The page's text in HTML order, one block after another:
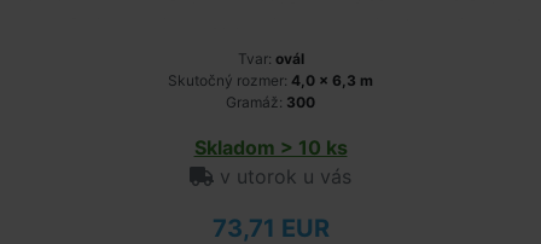
Tvar: ovál
Skutočný rozmer: 4,0 x 6,3 m
Gramáž: 300
Skladom > 10 ks
v utorok u vás
73,71 EUR